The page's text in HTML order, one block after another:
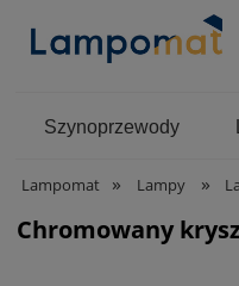
Szynoprzewody
Lampomat » Lampy »
Chromowany